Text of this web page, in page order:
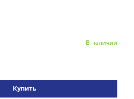
В наличии
Купить